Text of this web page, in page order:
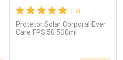
(13)
Protetor Solar Corporal Ever
Care FPS 50 500ml